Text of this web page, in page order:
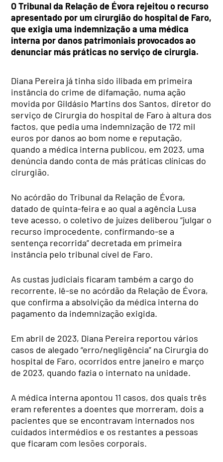
O Tribunal da Relação de Évora rejeitou o recurso
apresentado por um cirurgião do hospital de Faro,
que exigia uma indemnização a uma médica
interna por danos patrimoniais provocados ao
denunciar más práticas no serviço de cirurgia.
Diana Pereira já tinha sido ilibada em primeira
instância do crime de difamação, numa ação
movida por Gildásio Martins dos Santos, diretor do
serviço de Cirurgia do hospital de Faro à altura dos
factos, que pedia uma indemnização de 172 mil
euros por danos ao bom nome e reputação,
quando a médica interna publicou, em 2023, uma
denúncia dando conta de más práticas clínicas do
cirurgião.
No acórdão do Tribunal da Relação de Évora,
datado de quinta-feira e ao qual a agência Lusa
teve acesso, o coletivo de juízes deliberou “julgar o
recurso improcedente, confirmando-se a
sentença recorrida” decretada em primeira
instância pelo tribunal cível de Faro.
As custas judiciais ficaram também a cargo do
recorrente, lê-se no acórdão da Relação de Évora,
que confirma a absolvição da médica interna do
pagamento da indemnização exigida.
Em abril de 2023, Diana Pereira reportou vários
casos de alegado “erro/negligência” na Cirurgia do
hospital de Faro, ocorridos entre janeiro e março
de 2023, quando fazia o internato na unidade.
A médica interna apontou 11 casos, dos quais três
eram referentes a doentes que morreram, dois a
pacientes que se encontravam internados nos
cuidados intermédios e os restantes a pessoas
que ficaram com lesões corporais.